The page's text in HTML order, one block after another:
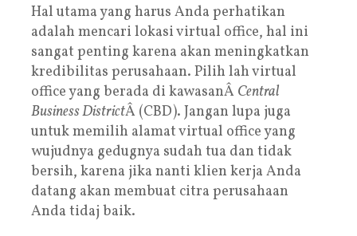
Hal utama yang harus Anda perhatikan
adalah mencari lokasi virtual office, hal ini
sangat penting karena akan meningkatkan
kredibilitas perusahaan. Pilih lah virtual
office yang berada di kawasanÂ Central
Business DistrictÂ (CBD). Jangan lupa juga
untuk memilih alamat virtual office yang
wujudnya gedugnya sudah tua dan tidak
bersih, karena jika nanti klien kerja Anda
datang akan membuat citra perusahaan
Anda tidaj baik.